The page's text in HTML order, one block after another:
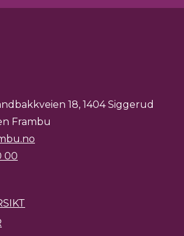
18, 1404 Siggerud
Frambu
00